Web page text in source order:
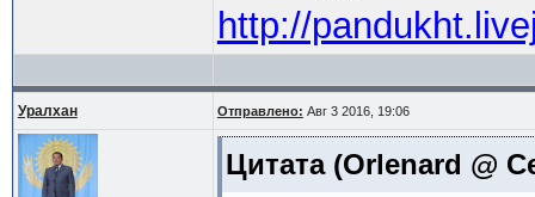
http://
Уралхан Отправлено: Авг 3 2016, 19:06
Цитата(Orlenard @